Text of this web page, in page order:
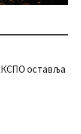
оставља